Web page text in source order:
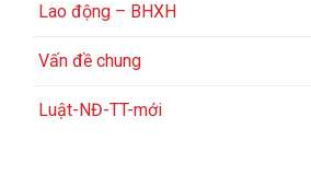
Lao động – BHXH
Vấn đề chung
Luật-NĐ-TT-mới